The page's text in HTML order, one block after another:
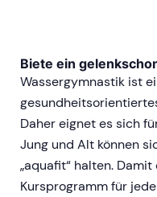
Biete ein
Wassergymnastik ist
Daher eignet es sich
Jung und Alt können
„aquafit“ halten.
Kursprogramm für